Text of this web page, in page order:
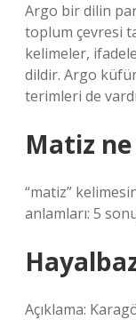
Argo bir dilin
toplum çevresi
kelimeler,
dildir. Argo
terimleri de
Matiz
“matiz”
anlamları: 5
Açıklama: